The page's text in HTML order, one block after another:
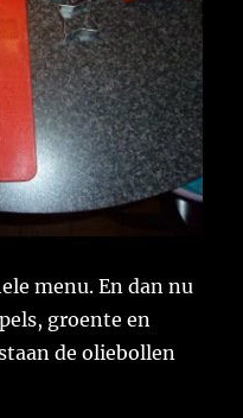
menu. En dan nu
groente en
de oliebollen